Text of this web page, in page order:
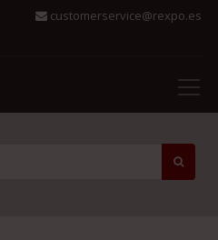
customerservice@rexpo.es